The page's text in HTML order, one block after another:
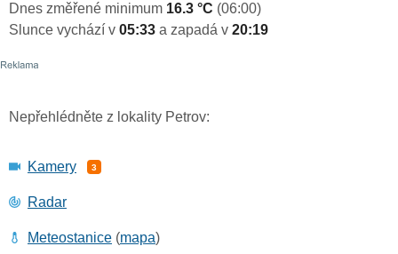
Dnes změřené minimum 16.3 °C (06:00)
Slunce vychází v 05:33 a zapadá v 20:19
Nepřehlédněte z lokality Petrov:
Kamery 3
Radar
Meteostanice (mapa)